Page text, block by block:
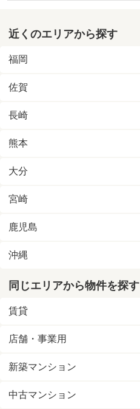
近くのエリアから探す
福岡
佐賀
長崎
熊本
大分
宮崎
鹿児島
沖縄
同じエリアから物件を探す
賃貸
店舗・事業用
新築マンション
中古マンション